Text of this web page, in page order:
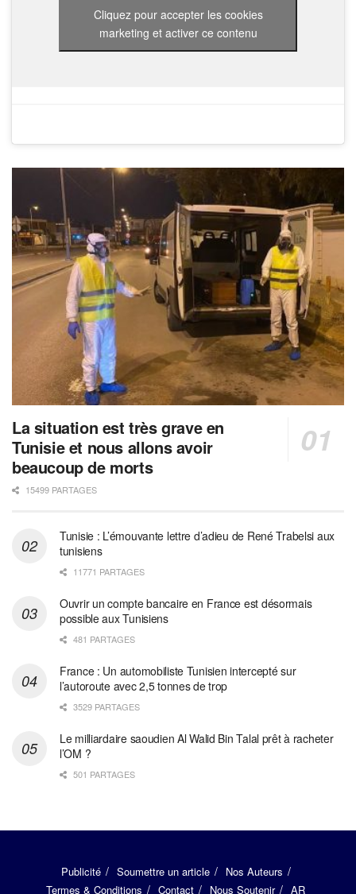
Cliquez pour accepter les cookies
marketing et activer ce contenu
La situation est très grave en
Tunisie et nous allons avoir
beaucoup de morts
15499 PARTAGES
Tunisie : L’émouvante lettre d’adieu de René Trabelsi aux
tunisiens
11771 PARTAGES
Ouvrir un compte bancaire en France est désormais
possible aux Tunisiens
481 PARTAGES
France : Un automobiliste Tunisien intercepté sur
l’autoroute avec 2,5 tonnes de trop
3529 PARTAGES
Le milliardaire saoudien Al Walid Bin Talal prêt à racheter
l’OM ?
501 PARTAGES
Publicité Soumettre un article
Nos Auteurs
Termes & Conditions
Contact Nous Soutenir AR